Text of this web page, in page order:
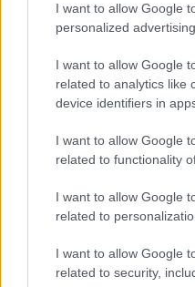
I want to allow Google
personalized advertising.
I want to allow Google
related to analytics like
device identifiers in
I want to allow Google
related to functionality
I want to allow Google
related to
I want to allow Google
related to security,
ai tassi di interesse
prossimi anni e se le
stesse di oggi, è quasi
periodo avranno una
migliore rispetto alle
previsione è
qualsiasi cosa può
domani.
mercato, forse del 50% o
Ma la combinazione del